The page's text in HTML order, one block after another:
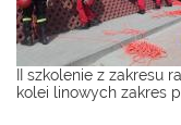
II szkolenie z zakresu
kolei linowych zakres